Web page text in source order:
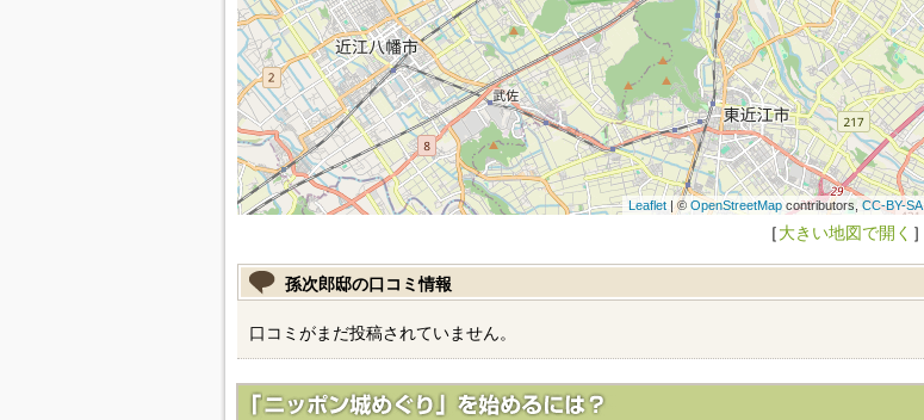
Leaflet| © OpenStreetMapcontributors, CC-BY-SA
［大きい地図で開く ］
孫次郎邸の口コミ情報
口コミがまだ投稿されていません。